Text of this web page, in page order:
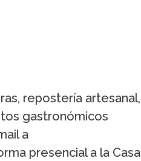
repostería artesanal,
gastronómicos
a
presencial a la Casa